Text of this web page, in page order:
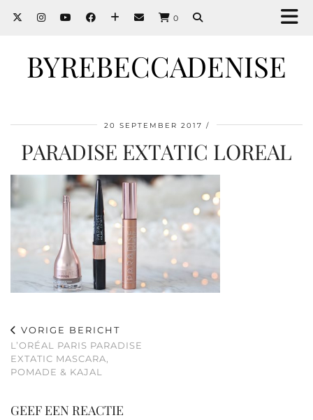
0
BYREBECCADENISE
20 SEPTEMBER 2017
PARADISE EXTATIC LOREAL
VORIGE BERICHT
L’ORÉAL PARIS PARADISE
EXTATIC MASCARA,
POMADE & KAJAL
GEEF EEN REACTIE